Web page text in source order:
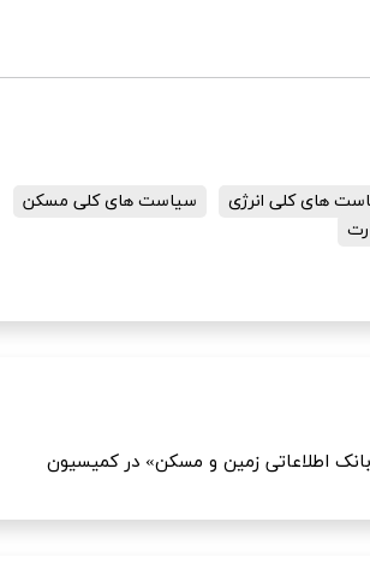
های کلی انرژی
سیاست های کلی مسکن
اطلاعاتی زمین و مسکن» در کمیسیون